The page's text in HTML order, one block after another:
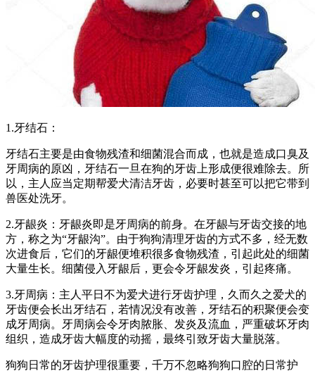
1.牙结石：
牙结石主要是由食物残渣和细菌混合而成，也就是造成口臭及
牙周病的原凶，牙结石一旦在狗的牙齿上形成便很难除去。所
以，主人应当定期帮爱犬清洁牙齿，必要时甚至可以把它带到
兽医处洗牙。
2.牙龈炎：牙龈炎即是牙周病的前身。在牙龈与牙齿交接的地
方，称之为“牙龈沟”。由于狗狗清理牙齿的方式不多，经无数
次进食后，它们的牙龈便堆积很多食物残渣，引起此处的细菌
大量生长。细菌侵入牙龈后，更会令牙龈发炎，引起疼痛。
3.牙周病：主人平日不为爱犬进行牙齿护理，久而久之爱犬的
牙齿便会长出牙结石，若情况没有改善，牙结石的积聚便会变
成牙周病。牙周病会令牙肉脓胀、发炎及流血，严重破坏牙肉
组织，造成牙齿大幅度的动摇，最终引致牙齿大量脱落。
狗狗日常的牙齿护理很重要，千万不忽略狗狗口腔的日常护